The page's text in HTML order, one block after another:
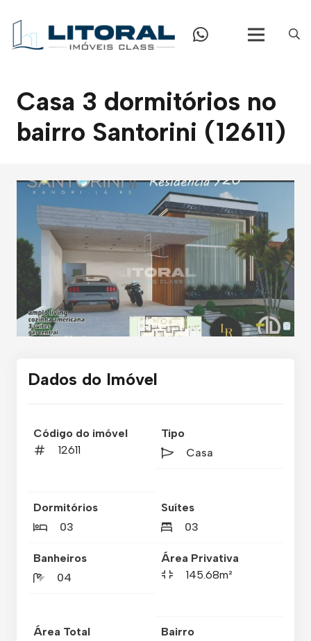
Casa 3 dormitórios no
bairro Santorini (12611)
Dados do Imóvel
Código do imóvel
12611
Tipo
Casa
Dormitórios
03
Suítes
03
Banheiros
04
Área Privativa
145.68m²
Área Total
Bairro